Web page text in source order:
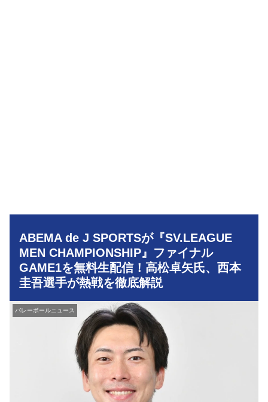
ABEMA de J SPORTSが『SV.LEAGUE
MEN CHAMPIONSHIP』ファイナル
GAME1を無料生配信！高松卓矢氏、西本
圭吾選手が熱戦を徹底解説
バレーボールニュース